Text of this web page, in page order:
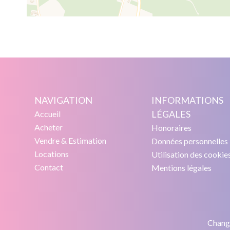
NAVIGATION
Accueil
Acheter
Vendre & Estimation
Locations
Contact
INFORMATIONS
LÉGALES
Honoraires
Données personnelles
Utilisation des
Mentions légales